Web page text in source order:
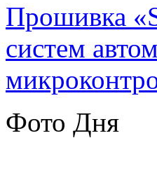
Прошивка
систем
Фото Дня